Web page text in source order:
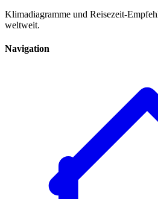
Klimadiagramme und Reisezeit-
weltweit.
Navigation